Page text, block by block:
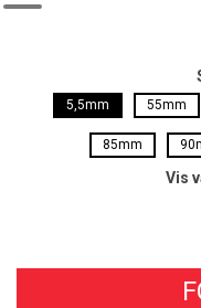
5,5mm 55mm
85mm
Vis